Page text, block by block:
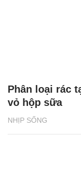
NHỊP SỐNG
Phân loại rác
vỏ hộp sữa